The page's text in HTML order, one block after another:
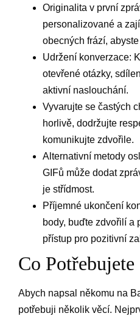
Originalita v první
personalizované a
obecných frází,
Udržení konverzace:
otevřené otázky,
aktivní naslouchání.
Vyvarujte se častých
horlivě, dodržujte
komunikujte zdvořile.
Alternativní metody
GIFů může dodat
je střídmost.
Příjemné ukončení
body, buďte zdvořilí a
přístup pro pozitivní
Co Potřebujete
Abych napsal někomu na
potřebuji několik věcí.